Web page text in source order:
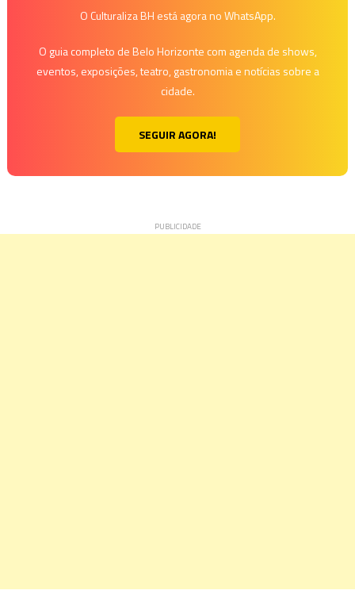
O Culturaliza BH está agora no WhatsApp.
O guia completo de Belo Horizonte com agenda de shows,
eventos, exposições, teatro, gastronomia e notícias sobre a
cidade.
SEGUIR AGORA!